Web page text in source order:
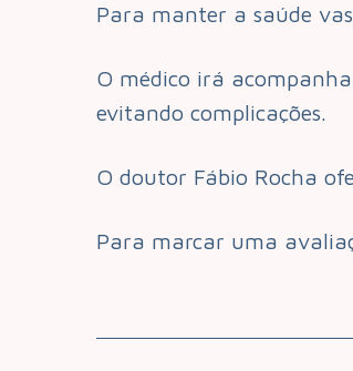
Para manter a saúde
O médico irá
evitando complicações.
O doutor Fábio Rocha
Para marcar uma